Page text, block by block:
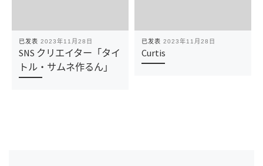
已发表 2023年11月28日
SNS クリエイター「タイ
トル・サムネ作るん」
已发表 2023年11月28日
Curtis